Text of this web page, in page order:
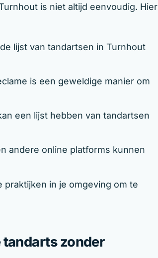
is niet altijd eenvoudig. Hier
lijst van tandartsen in Turnhout
is een geweldige manier om
een lijst hebben van tandartsen
andere online platforms kunnen
in je omgeving om te
zonder